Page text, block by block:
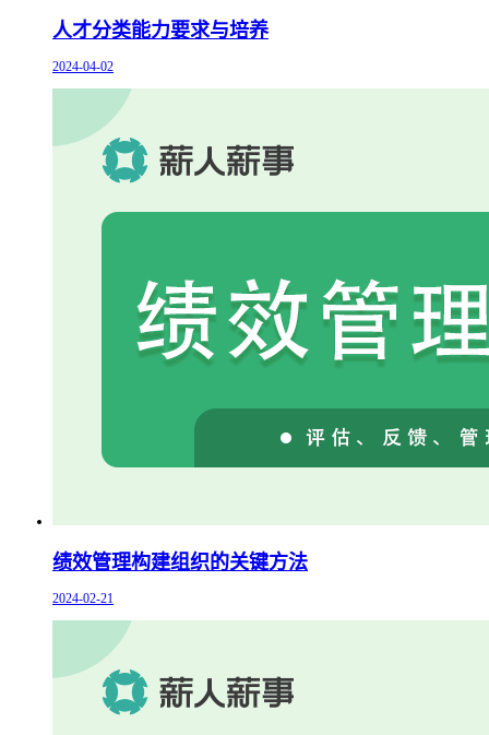
人才分类能力要求与培养
2024-04-02
绩效管理构建组织的关键方法
2024-02-21